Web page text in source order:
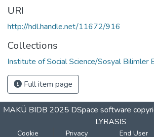
URI
http://hdl.handle.net/11672/916
Collections
Institute of Social Science/Sosyal Bilimler
Full item page
MAKÜ BIDB 2025 DSpace software
LYRASIS
Cookie Privacy End User